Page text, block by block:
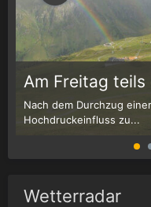
Am Freitag
Nach dem Durchzug
Hochdruckeinfluss zu...
Wetterradar